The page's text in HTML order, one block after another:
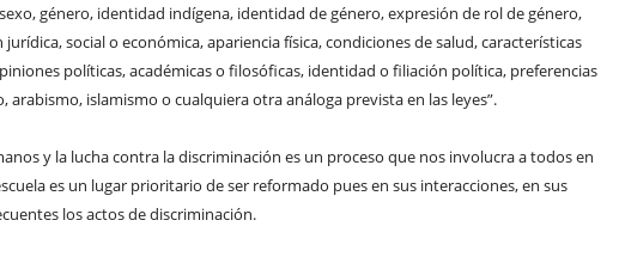
género, identidad indígena, identidad de género, expresión de rol de género,
social o económica, apariencia física, condiciones de salud, características
políticas, académicas o filosóficas, identidad o filiación política, preferencias
arabismo, islamismo o cualquiera otra análoga prevista en las leyes”.
y la lucha contra la discriminación es un proceso que nos involucra a todos en
es un lugar prioritario de ser reformado pues en sus interacciones, en sus
los actos de discriminación.